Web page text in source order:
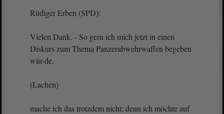
Rüdiger Erben (SPD):
Vielen Dank. - So gern ich mich jetzt in einen
Diskurs zum Thema Panzerabwehrwaffen begeben
wür-de,
(Lachen)
mache ich das trotzdem nicht; denn ich möchte auf